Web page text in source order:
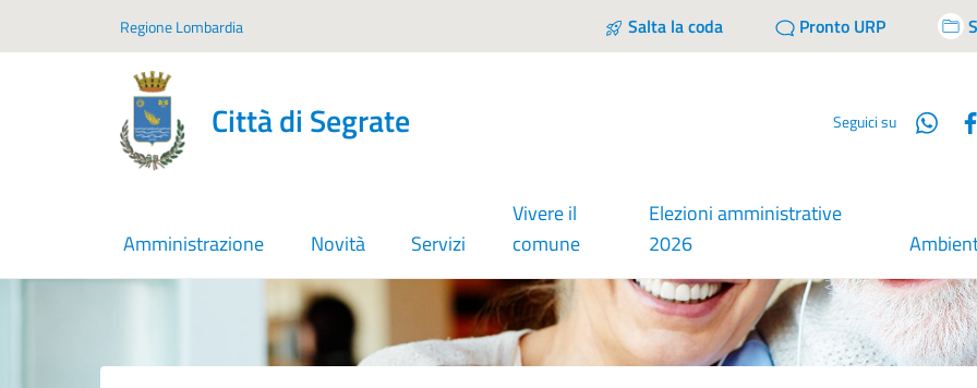
Regione Lombardia Salta la coda Pronto URP
Città di Segrate Seguici su
Amministrazione Novità Servizi
Vivere il
comune
Elezioni amministrative
2026